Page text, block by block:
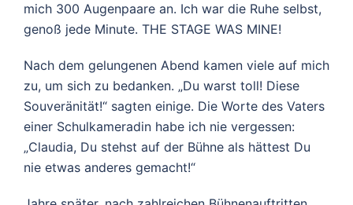
mich 300 Augenpaare an. Ich war die Ruhe selbst,
genoß jede Minute. THE STAGE WAS MINE!
Nach dem gelungenen Abend kamen viele auf mich
zu, um sich zu bedanken. „Du warst toll! Diese
Souveränität!“ sagten einige. Die Worte des Vaters
einer Schulkameradin habe ich nie vergessen:
„Claudia, Du stehst auf der Bühne als hättest Du
nie etwas anderes gemacht!“